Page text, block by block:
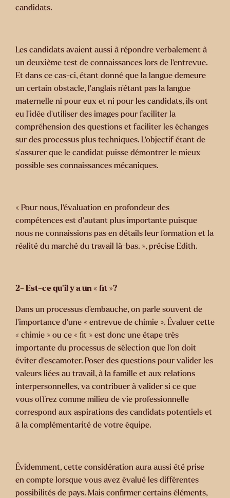
candidats.
Les candidats avaient aussi à répondre verbalement à
un deuxième test de connaissances lors de l’entrevue.
Et dans ce cas-ci, étant donné que la langue demeure
un certain obstacle, l’anglais n’étant pas la langue
maternelle ni pour eux et ni pour les candidats, ils ont
eu l’idée d’utiliser des images pour faciliter la
compréhension des questions et faciliter les échanges
sur des processus plus techniques. L’objectif étant de
s’assurer que le candidat puisse démontrer le mieux
possible ses connaissances mécaniques.
« Pour nous, l’évaluation en profondeur des
compétences est d’autant plus importante puisque
nous ne connaissions pas en détails leur formation et la
réalité du marché du travail là-bas. », précise Edith.
2- Est-ce qu’il y a un « fit »?
Dans un processus d’embauche, on parle souvent de
l’importance d’une « entrevue de chimie ». Évaluer cette
« chimie » ou ce « fit » est donc une étape très
importante du processus de sélection que l’on doit
éviter d’escamoter. Poser des questions pour valider les
valeurs liées au travail, à la famille et aux relations
interpersonnelles, va contribuer à valider si ce que
vous offrez comme milieu de vie professionnelle
correspond aux aspirations des candidats potentiels et
à la complémentarité de votre équipe.
Évidemment, cette considération aura aussi été prise
en compte lorsque vous avez évalué les différentes
possibilités de pays. Mais confirmer certains éléments,